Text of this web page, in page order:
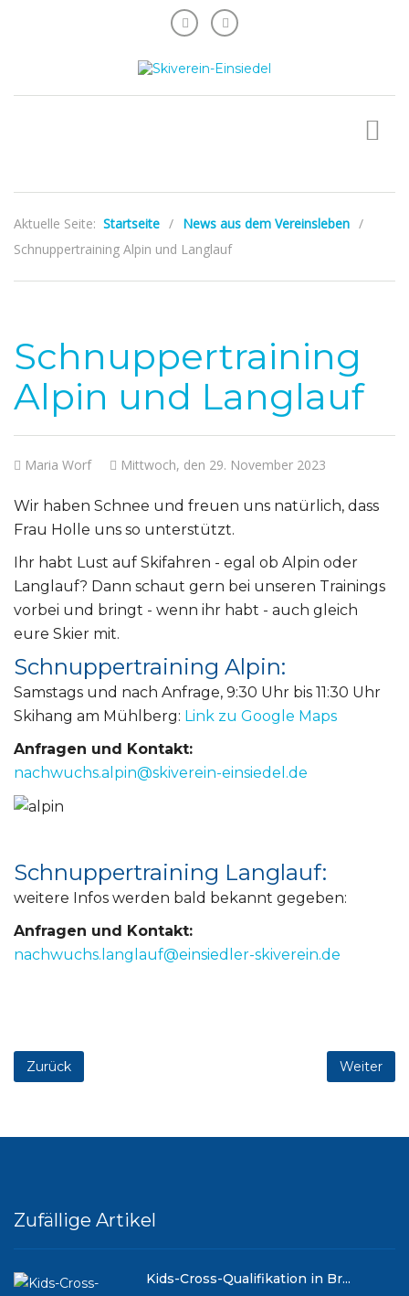
Aktuelle Seite: Startseite / News aus dem Vereinsleben /
Schnuppertraining Alpin und Langlauf
Schnuppertraining
Alpin und Langlauf
Mittwoch, den 29. November 2023
Maria Worf
Wir haben Schnee und freuen uns natürlich, dass
Frau Holle uns so unterstützt.
Ihr habt Lust auf Skifahren - egal ob Alpin oder
Langlauf? Dann schaut gern bei unseren Trainings
vorbei und bringt - wenn ihr habt - auch gleich
eure Skier mit.
Schnuppertraining Alpin:
Samstags und nach Anfrage, 9:30 Uhr bis 11:30 Uhr
Skihang am Mühlberg: Link zu Google Maps
Anfragen und Kontakt:
Schnuppertraining Langlauf:
weitere Infos werden bald bekannt gegeben:
Anfragen und Kontakt:
nachwuchs
Zurück Weiter
Zufällige Artikel
Kids-Cross-Qualifikation in Br...